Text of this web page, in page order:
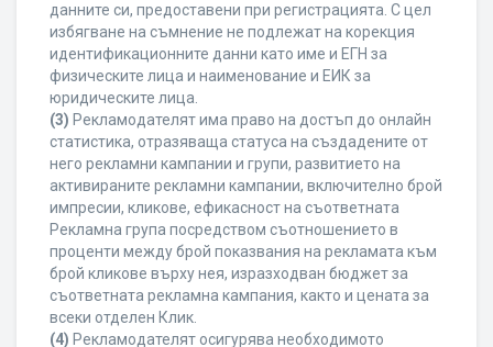
данните си, предоставени при регистрацията. С цел
избягване на съмнение не подлежат на корекция
идентификационните данни като име и ЕГН за
физическите лица и наименование и ЕИК за
юридическите лица.
(3) Рекламодателят има право на достъп до онлайн
статистика, отразяваща статуса на създадените от
него рекламни кампании и групи, развитието на
активираните рекламни кампании, включително брой
импресии, кликове, ефикасност на съответната
Рекламна група посредством съотношението в
проценти между брой показвания на рекламата към
брой кликове върху нея, изразходван бюджет за
съответната рекламна кампания, както и цената за
всеки отделен Клик.
(4) Рекламодателят осигурява необходимото